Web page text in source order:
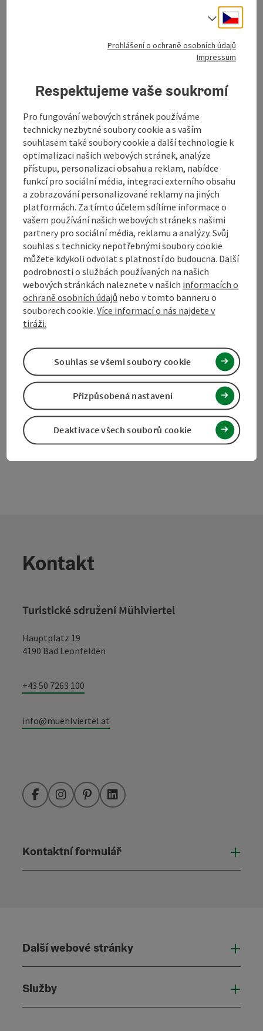
nadmořská výška
945m
Region
Urfahr-Umgebung, Oberösterreich
Poslední aktualizace
15.01.2024 - 09:46
Copyright
www.kirchschlag.net
Označit příspěvek
Vytvořit PDF
Vytisknout příspěvek
powered by TOURDATA Navrhnout změnu
Kontakt
Turistické sdružení Mühlviertel
Hauptplatz 19
4190 Bad Leonfelden
+43 50 7263 100
info@muehlviertel.at
FacebookInstagramPinterestLinkedIn
Kontaktní formulář
Další webové stránky
Služby
Cesky
Volba
Prohlášení o ochraně osobních údajů
Impressum
Respektujeme vaše soukromí
Pro fungování webových stránek používáme
technicky nezbytné soubory cookie a s vaším
souhlasem také soubory cookie a další technologie k
optimalizaci našich webových stránek, analýze
přístupu, personalizaci obsahu a reklam, nabídce
funkcí pro sociální média, integraci externího obsahu
a zobrazování personalizované reklamy na jiných
platformách. Za tímto účelem sdílíme informace o
vašem používání našich webových stránek s našimi
partnery pro sociální média, reklamu a analýzy. Svůj
souhlas s technicky nepotřebnými soubory cookie
můžete kdykoli odvolat s platností do budoucna. Další
podrobnosti o službách používaných na našich
webových stránkách naleznete v našich informacích o
ochraně osobních údajů nebo v tomto banneru o
souborech cookie.Více informací o nás najdete v
tiráži.
Deaktivace všech souborů cookie
Přizpůsobená nastavení
Souhlas se všemi soubory cookie